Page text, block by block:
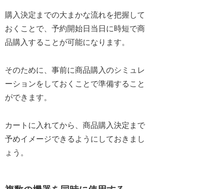
購入決定までの大まかな流れを把握して
おくことで、予約開始日当日に時短で商
品購入することが可能になります。
そのために、事前に商品購入のシミュレ
ーションをしておくことで準備すること
ができます。
カートに入れてから、商品購入決定まで
予めイメージできるようにしておきまし
ょう。